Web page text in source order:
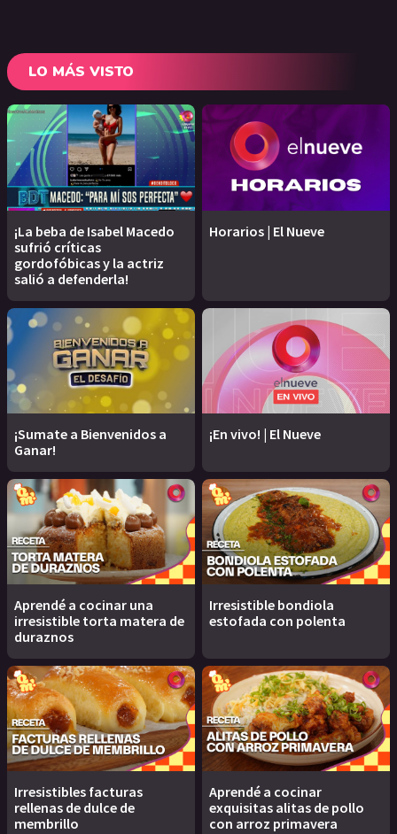
LO MÁS VISTO
¡La beba de Isabel Macedo
sufrió críticas
gordofóbicas y la actriz
salió a defenderla!
Horarios | El Nueve
¡Sumate a Bienvenidos a
Ganar!
¡En vivo! | El Nueve
Aprendé a cocinar una
irresistible torta matera de
duraznos
Irresistible bondiola
estofada con polenta
Irresistibles facturas
rellenas de dulce de
membrillo
Aprendé a cocinar
exquisitas alitas de pollo
con arroz primavera